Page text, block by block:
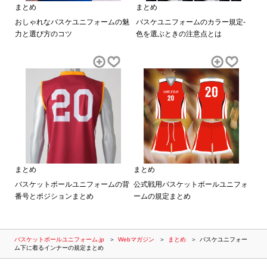
まとめ
おしゃれなバスケユニフォームの魅
力と選び方のコツ
まとめ
バスケユニフォームのカラー規定-
色を選ぶときの注意点とは
まとめ
バスケットボールユニフォームの背
番号とポジションまとめ
まとめ
公式戦用バスケットボールユニフォ
ームの規定まとめ
バスケットボールユニフォーム.jp Webマガジン まとめ
バスケユニフォー
ム下に着るインナーの規定まとめ